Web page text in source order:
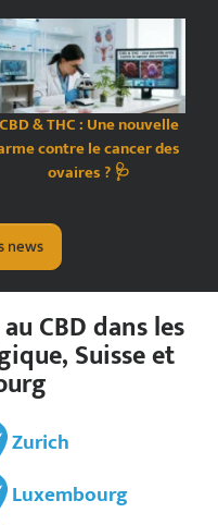
CBD & THC : Une nouvelle
contre le cancer des
ovaires ? 🩺
news
CBD dans les
Suisse et
Zurich
Luxembourg